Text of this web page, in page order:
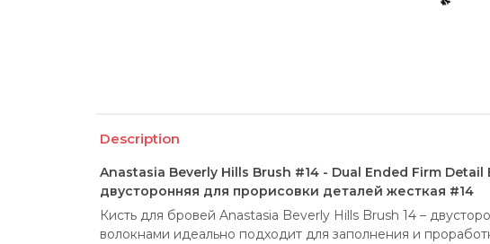
Description
Anastasia Beverly Hills Brush #14 - Dual Ended Firm
двусторонняя для прорисовки деталей жесткая #14
Кисть для бровей Anastasia Beverly Hills Brush 14 –
волокнами идеально подходит для заполнения и